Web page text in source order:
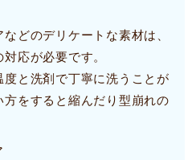
どのデリケートな素材は、
応が必要です。
と洗剤で丁寧に洗うことが
をすると縮んだり型崩れの